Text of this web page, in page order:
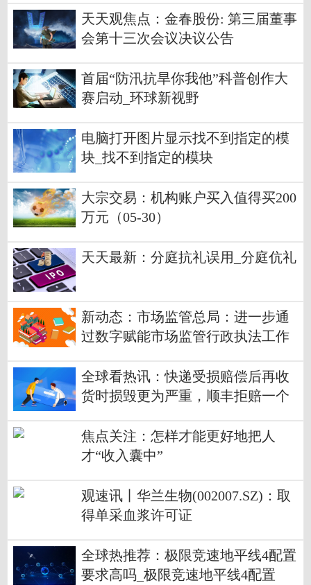
天天观焦点：金春股份: 第三届董事
会第十三次会议决议公告
首届“防汛抗旱你我他”科普创作大
赛启动_环球新视野
电脑打开图片显示找不到指定的模
块_找不到指定的模块
大宗交易：机构账户买入值得买200
万元（05-30）
天天最新：分庭抗礼误用_分庭伉礼
新动态：市场监管总局：进一步通
过数字赋能市场监管行政执法工作
体系
全球看热讯：快递受损赔偿后再收
货时损毁更为严重，顺丰拒赔一个
焦点关注：怎样才能更好地把人
才“收入囊中”
观速讯丨华兰生物(002007.SZ)：取
得单采血浆许可证
全球热推荐：极限竞速地平线4配置
要求高吗_极限竞速地平线4配置